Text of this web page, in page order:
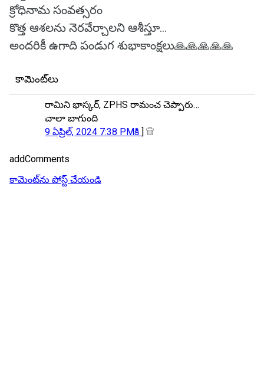
క్రోధినామ సంవత్సరం
కొత్త ఆశలను నెరవేర్చాలని ఆశీస్తూ...
అందరికీ ఉగాది పండుగ శుభాకాంక్షలు🙏🙏🙏🙏🙏
కామెంట్‌లు
రామిని భాస్కర్, ZPHS రామంచ చెప్పారు…
చాలా బాగుంది
9 ఏప్రిల్, 2024 7:38 PMకి ]
addComments
కామెంట్‌ను పోస్ట్ చేయండి